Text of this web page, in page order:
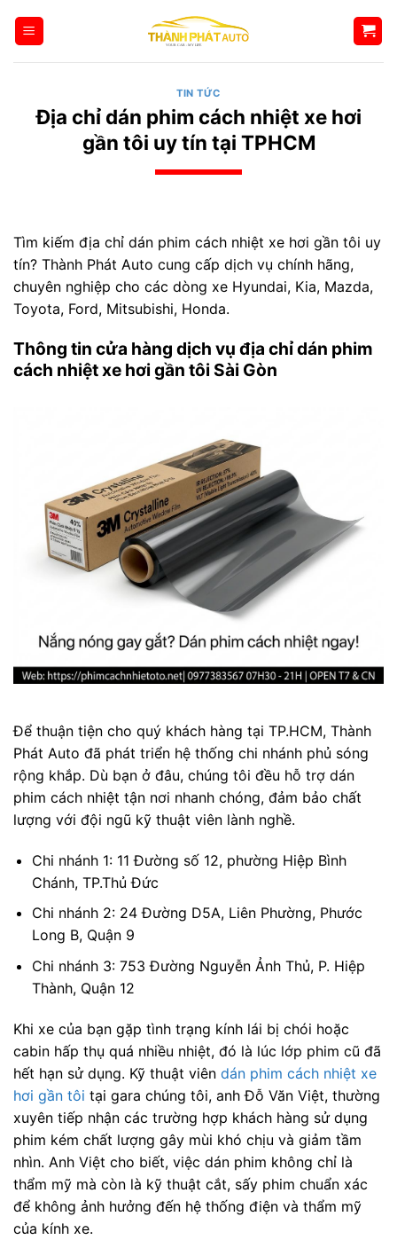
qua
TIN TỨC
Địa chỉ dán phim cách nhiệt xe hơi
gần tôi uy tín tại TPHCM
Tìm kiếm địa chỉ dán phim cách nhiệt xe hơi gần tôi uy
tín? Thành Phát Auto cung cấp dịch vụ chính hãng,
chuyên nghiệp cho các dòng xe Hyundai, Kia, Mazda,
Toyota, Ford, Mitsubishi, Honda.
Thông tin cửa hàng dịch vụ địa chỉ dán phim
cách nhiệt xe hơi gần tôi Sài Gòn
Để thuận tiện cho quý khách hàng tại TP.HCM, Thành
Phát Auto đã phát triển hệ thống chi nhánh phủ sóng
rộng khắp. Dù bạn ở đâu, chúng tôi đều hỗ trợ dán
phim cách nhiệt tận nơi nhanh chóng, đảm bảo chất
lượng với đội ngũ kỹ thuật viên lành nghề.
Chi nhánh 1: 11 Đường số 12, phường Hiệp Bình
Chánh, TP.Thủ Đức
Chi nhánh 2: 24 Đường D5A, Liên Phường, Phước
Long B, Quận 9
Chi nhánh 3: 753 Đường Nguyễn Ảnh Thủ, P. Hiệp
Thành, Quận 12
Khi xe của bạn gặp tình trạng kính lái bị chói hoặc
cabin hấp thụ quá nhiều nhiệt, đó là lúc lớp phim cũ đã
hết hạn sử dụng. Kỹ thuật viên dán phim cách nhiệt xe
hơi gần tôi tại gara chúng tôi, anh Đỗ Văn Việt, thường
xuyên tiếp nhận các trường hợp khách hàng sử dụng
phim kém chất lượng gây mùi khó chịu và giảm tầm
nhìn. Anh Việt cho biết, việc dán phim không chỉ là
thẩm mỹ mà còn là kỹ thuật cắt, sấy phim chuẩn xác
để không ảnh hưởng đến hệ thống điện và thẩm mỹ
của kính xe.